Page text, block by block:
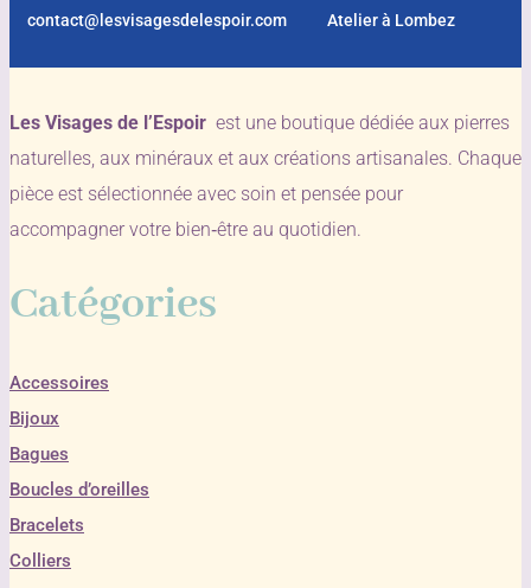
contact@lesvisagesdelespoir.com Atelier à Lombez
Les Visages de l’Espoir est une boutique dédiée aux pierres
naturelles, aux minéraux et aux créations artisanales. Chaque
pièce est sélectionnée avec soin et pensée pour
accompagner votre bien‑être au quotidien.
Catégories
Accessoires
Bijoux
Bagues
Boucles d’oreilles
Bracelets
Colliers